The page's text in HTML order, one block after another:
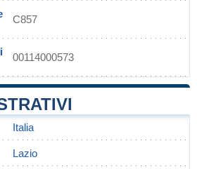
C857
00114000573
Italia
Lazio